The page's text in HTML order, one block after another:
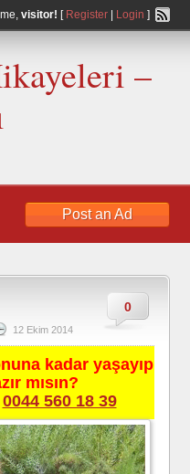
visitor! [ Register| Login ]
–
Post an Ad
0
12 Ekim 2014
kadar yaşayıp
mısın?
0044 560 18 39